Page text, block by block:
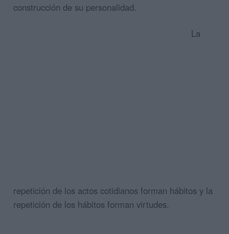
construcción de su personalidad.
La
repetición de los actos cotidianos forman hábitos y la
repetición de los hábitos forman virtudes.